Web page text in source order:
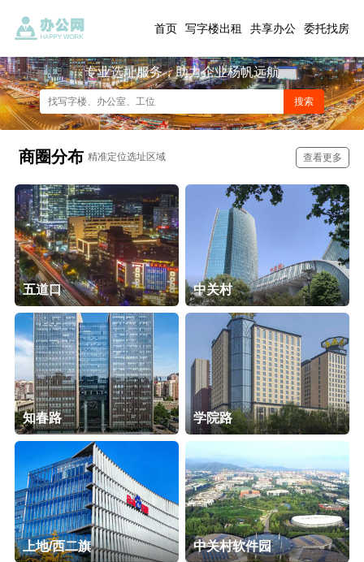
首页 写字楼出租 共享办公 委托找房
专业选址服务，助力企业杨帆远航
商圈分布 精准定位选址区域 查看更多
五道口 中关村
知春路 学院路
上地/西二旗 中关村软件园